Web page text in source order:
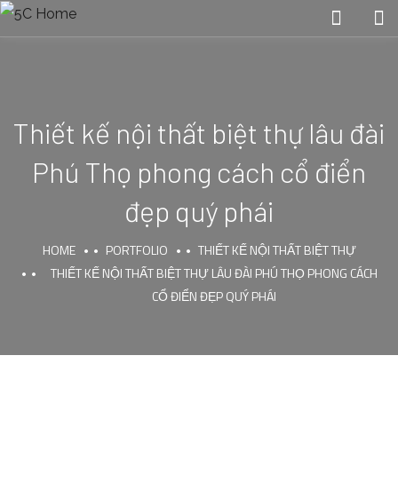
Thiết kế nội thất biệt thự lâu đài
Phú Thọ phong cách cổ điển
đẹp quý phái
HOME PORTFOLIO
THIẾT KẾ NỘI THẤT BIỆT THỰ
THIẾT KẾ NỘI THẤT BIỆT THỰ LÂU ĐÀI PHÚ THỌ PHONG CÁCH
CỔ ĐIỂN ĐẸP QUÝ PHÁI